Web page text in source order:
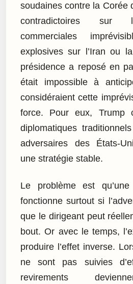
soudaines contre la Corée
contradictoires sur
commerciales
explosives sur l’Iran ou
présidence a reposé en
était impossible à
considéraient cette
force. Pour eux, Trump
diplomatiques
adversaires des États-
une stratégie stable.
Le problème est
fonctionne surtout si
que le dirigeant peut
bout. Or avec le temps,
produire l’effet inverse.
ne sont pas suivies
revirements